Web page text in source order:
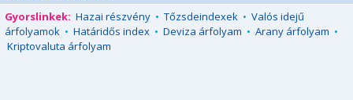
Gyorslinkek: Hazai részvény • Tőzsdeindexek • Valós idejű
árfolyamok • Határidős index • Deviza árfolyam • Arany árfolyam •
Kriptovaluta árfolyam